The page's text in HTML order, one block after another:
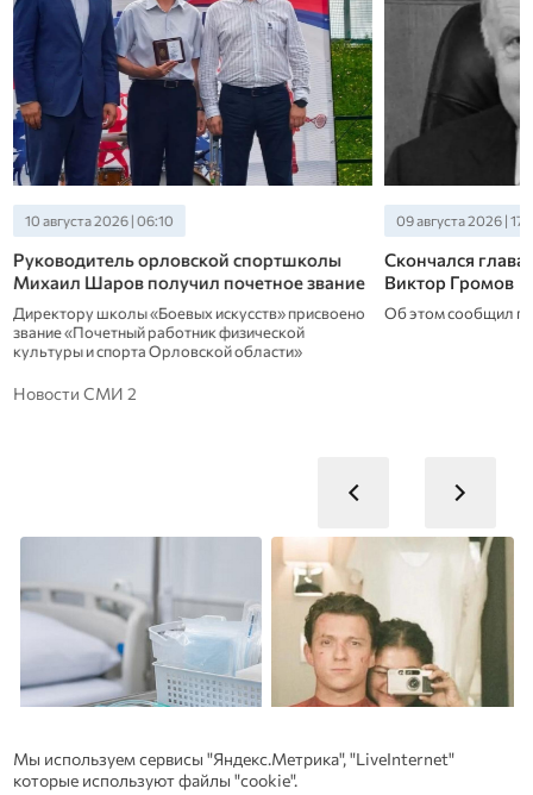
10 августа 2026 | 06:10
Руководитель орловской спортшколы
Михаил Шаров получил почетное звание
Директору школы «Боевых искусств» присвоено
звание «Почетный работник физической
культуры и спорта Орловской области»
09 августа 2026 |
Скончался
Виктор Громов
Об этом сообщил
Новости СМИ 2
Мы используем сервисы "Яндекс.Метрика", "LiveInternet"
которые используют файлы "cookie".